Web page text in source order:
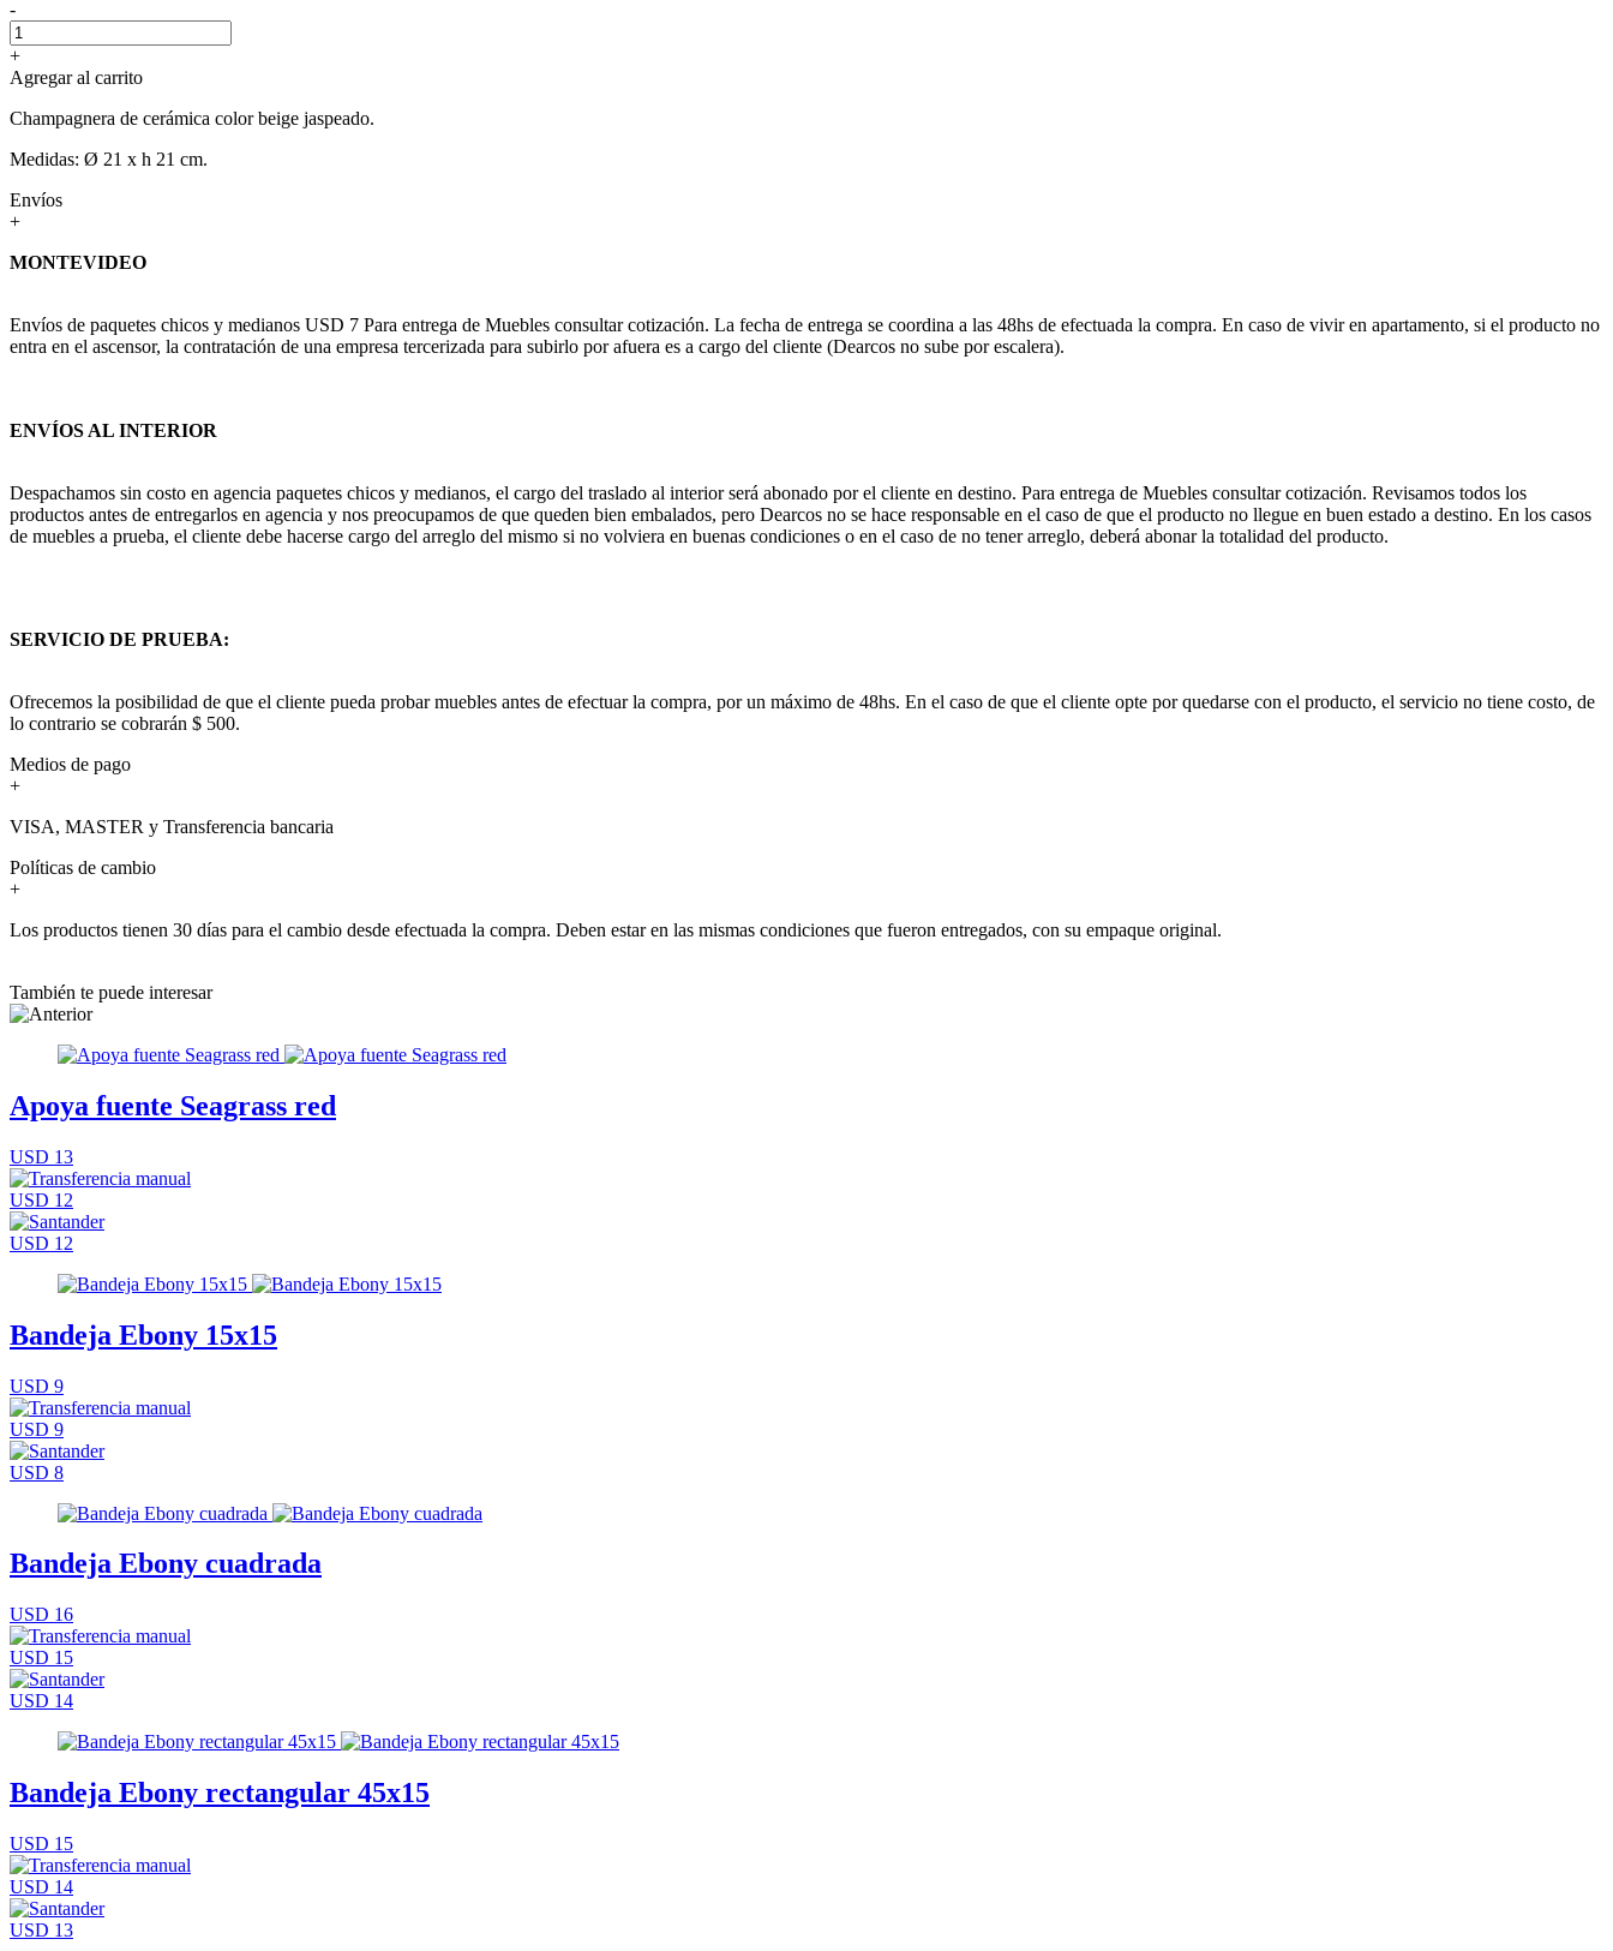
-
+
Agregar al carrito
Champagnera de cerámica color beige jaspeado.
Medidas: Ø 21 x h 21 cm.
Envíos
+
MONTEVIDEO
Envíos de paquetes chicos y medianos USD 7 Para entrega de Muebles consultar cotización. La fecha de entrega se coordina a las 48hs de efectuada la compra. En caso de vivir en apartamento, si el producto no
entra en el ascensor, la contratación de una empresa tercerizada para subirlo por afuera es a cargo del cliente (Dearcos no sube por escalera).
ENVÍOS AL INTERIOR
Despachamos sin costo en agencia paquetes chicos y medianos, el cargo del traslado al interior será abonado por el cliente en destino. Para entrega de Muebles consultar cotización. Revisamos todos los
productos antes de entregarlos en agencia y nos preocupamos de que queden bien embalados, pero Dearcos no se hace responsable en el caso de que el producto no llegue en buen estado a destino. En los casos
de muebles a prueba, el cliente debe hacerse cargo del arreglo del mismo si no volviera en buenas condiciones o en el caso de no tener arreglo, deberá abonar la totalidad del producto.
SERVICIO DE PRUEBA:
Ofrecemos la posibilidad de que el cliente pueda probar muebles antes de efectuar la compra, por un máximo de 48hs. En el caso de que el cliente opte por quedarse con el producto, el servicio no tiene costo, de
lo contrario se cobrarán $ 500.
Medios de pago
+
VISA, MASTER y Transferencia bancaria
Políticas de cambio
+
Los productos tienen 30 días para el cambio desde efectuada la compra. Deben estar en las mismas condiciones que fueron entregados, con su empaque original.
También te puede interesar
Apoya fuente Seagrass red
USD 13
USD 12
USD 12
Bandeja Ebony 15x15
USD 9
USD 9
USD 8
Bandeja Ebony cuadrada
USD 16
USD 15
USD 14
Bandeja Ebony rectangular 45x15
USD 15
USD 14
USD 13